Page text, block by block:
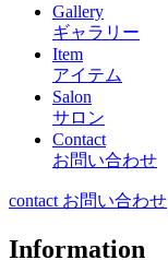
Gallery
ギャラリー
Item
アイテム
Salon
サロン
Contact
お問い合わせ
contact お問い合わせ
Information